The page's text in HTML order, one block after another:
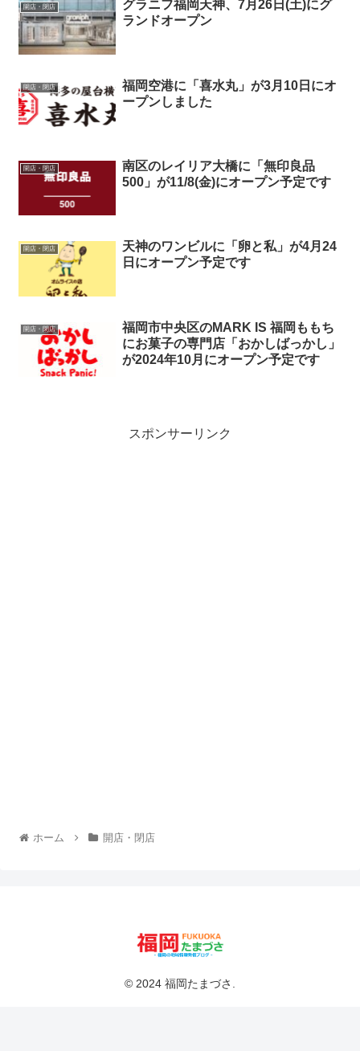
開店・閉店
グラニフ福岡天神、7月26日(土)にグ
ランドオープン
開店・閉店
福岡空港に「喜水丸」が3月10日にオ
ープンしました
開店・閉店
南区のレイリア大橋に「無印良品
500」が11/8(金)にオープン予定です
開店・閉店
天神のワンビルに「卵と私」が4月24
日にオープン予定です
開店・閉店
福岡市中央区のMARK IS 福岡ももち
にお菓子の専門店「おかしばっかし」
が2024年10月にオープン予定です
スポンサーリンク
ホーム 開店・閉店
© 2024 福岡たまづさ.